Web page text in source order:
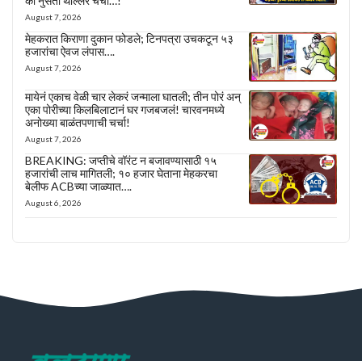
August 7, 2026
मेहकरात किराणा दुकान फोडले; टिनपत्रा उचकटून ५३
हजारांचा ऐवज लंपास….
August 7, 2026
मायेनं एकाच वेळी चार लेकरं जन्माला घातली; तीन पोरं अन्
एका पोरीच्या किलबिलाटानं घर गजबजलं! चारवनमध्ये
अनोख्या बाळंतपणाची चर्चा!
August 7, 2026
BREAKING: जप्तीचे वॉरंट न बजावण्यासाठी १५
हजारांची लाच मागितली; १० हजार घेताना मेहकरचा
बेलीफ ACBच्या जाळ्यात….
August 6, 2026